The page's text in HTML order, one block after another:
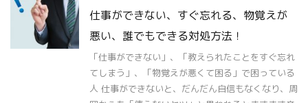
仕事ができない、すぐ忘れる、物覚えが
悪い、誰でもできる対処方法！
「仕事ができない」、「教えられたことをすぐ忘れ
てしまう」、「物覚えが悪くて困る」で困っている
人 仕事ができないと、だんだん自信もなくなり、周